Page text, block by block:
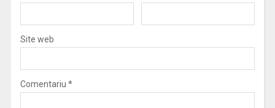
Site web
Comentariu *